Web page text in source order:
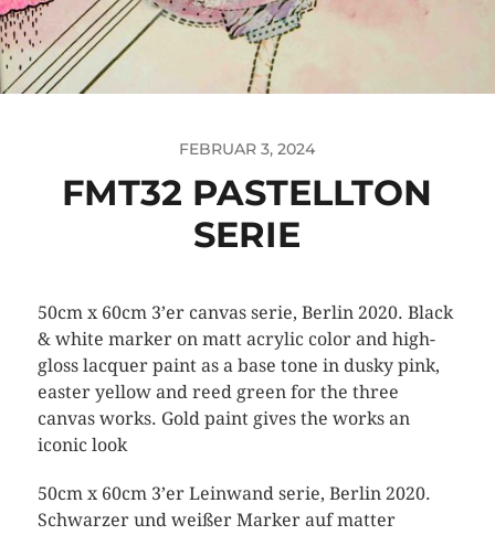
FEBRUAR 3, 2024
FMT32 PASTELLTON
SERIE
50cm x 60cm 3’er canvas serie, Berlin 2020. Black
& white marker on matt acrylic color and high-
gloss lacquer paint as a base tone in dusky pink,
easter yellow and reed green for the three
canvas works. Gold paint gives the works an
iconic look
50cm x 60cm 3’er Leinwand serie, Berlin 2020.
Schwarzer und weißer Marker auf matter